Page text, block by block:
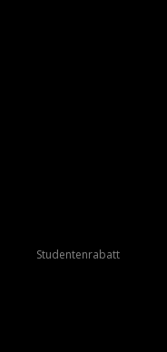
Studentenrabatt